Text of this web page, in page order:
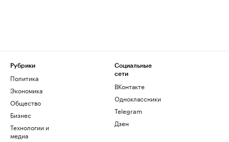
Рубрики
Политика
Экономика
Общество
Бизнес
Технологии и
медиа
Социальные
сети
ВКонтакте
Одноклассники
Telegram
Дзен